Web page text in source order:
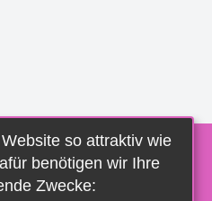
so attraktiv wie
benötigen wir Ihre
Zwecke: